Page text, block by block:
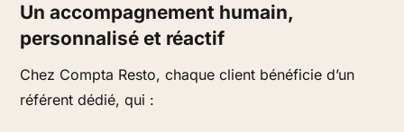
Un accompagnement humain,
personnalisé et réactif
Chez Compta Resto, chaque client bénéficie d’un
référent dédié, qui :